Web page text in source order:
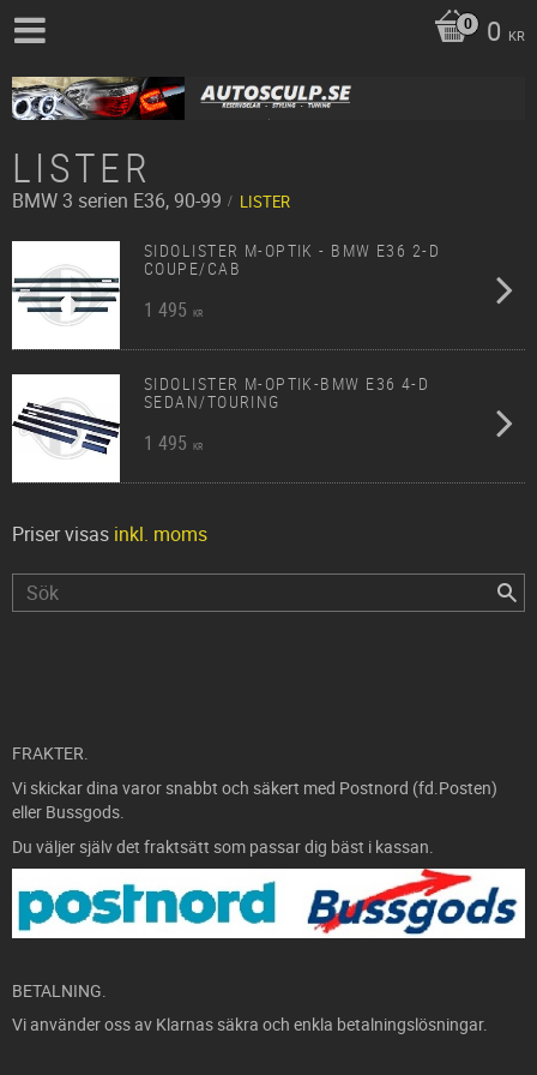
0 KR
LISTER
BMW3 serien E36, 90-99 LISTER
SIDOLISTER M-OPTIK - BMW E36 2-D
COUPE/CAB
1 495 KR
SIDOLISTER M-OPTIK-BMW E36 4-D
SEDAN/TOURING
1 495 KR
Priser visas inkl. moms
FRAKTER.
Vi skickar dina varor snabbt och säkert med Postnord (fd.Posten)
eller Bussgods.
Du väljer själv det fraktsätt som passar dig bäst i kassan.
BETALNING.
Vi använder oss av Klarnas säkra och enkla betalningslösningar.